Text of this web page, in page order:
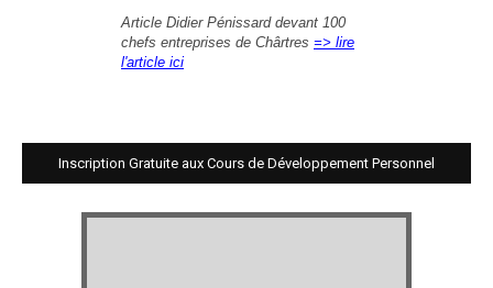
Article Didier Pénissard devant 100
chefs entreprises de Chârtres => lire
l'article ici
Inscription Gratuite aux Cours de Développement Personnel